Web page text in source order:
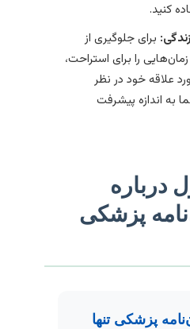
کنید.
برای جلوگیری از
را برای استراحت،
علاقه خود در نظر
به اندازه پیشرفت
درباره
پزشکی
پزشکی تنها